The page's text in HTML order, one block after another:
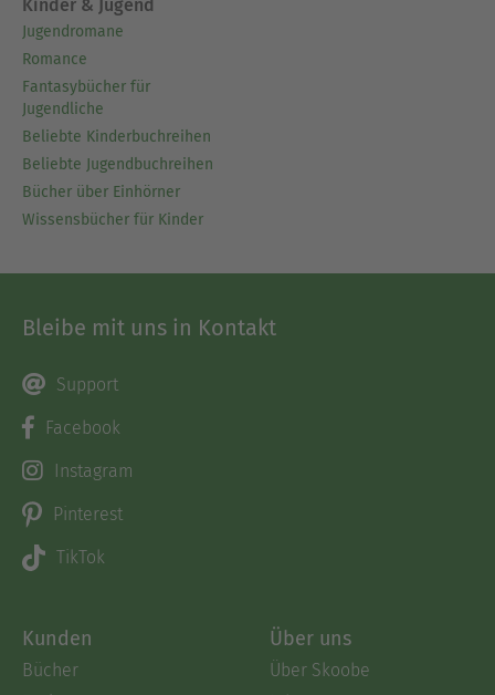
Kinder & Jugend
Jugendromane
Romance
Fantasybücher für
Jugendliche
Beliebte Kinderbuchreihen
Beliebte Jugendbuchreihen
Bücher über Einhörner
Wissensbücher für Kinder
Bleibe mit uns in Kontakt
Support
Facebook
Instagram
Pinterest
TikTok
Kunden
Bücher
Über uns
Über Skoobe